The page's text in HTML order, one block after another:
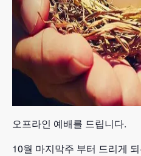
오프라인 예배를 드립니다.
10월 마지막주 부터 드리게